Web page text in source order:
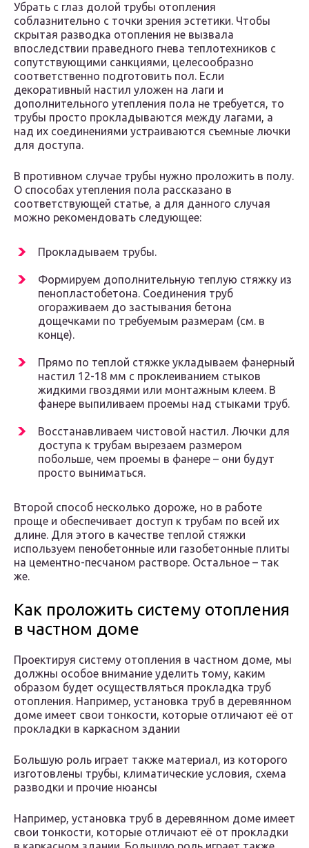
Убрать с глаз долой трубы отопления
соблазнительно с точки зрения эстетики. Чтобы
скрытая разводка отопления не вызвала
впоследствии праведного гнева теплотехников с
сопутствующими санкциями, целесообразно
соответственно подготовить пол. Если
декоративный настил уложен на лаги и
дополнительного утепления пола не требуется, то
трубы просто прокладываются между лагами, а
над их соединениями устраиваются съемные лючки
для доступа.
В противном случае трубы нужно проложить в полу.
О способах утепления пола рассказано в
соответствующей статье, а для данного случая
можно рекомендовать следующее:
Прокладываем трубы.
Формируем дополнительную теплую стяжку из
пенопластобетона. Соединения труб
огораживаем до застывания бетона
дощечками по требуемым размерам (см. в
конце).
Прямо по теплой стяжке укладываем фанерный
настил 12-18 мм с проклеиванием стыков
жидкими гвоздями или монтажным клеем. В
фанере выпиливаем проемы над стыками труб.
Восстанавливаем чистовой настил. Лючки для
доступа к трубам вырезаем размером
побольше, чем проемы в фанере – они будут
просто выниматься.
Второй способ несколько дороже, но в работе
проще и обеспечивает доступ к трубам по всей их
длине. Для этого в качестве теплой стяжки
используем пенобетонные или газобетонные плиты
на цементно-песчаном растворе. Остальное – так
же.
Как проложить систему отопления
в частном доме
Проектируя систему отопления в частном доме, мы
должны особое внимание уделить тому, каким
образом будет осуществляться прокладка труб
отопления. Например, установка труб в деревянном
доме имеет свои тонкости, которые отличают её от
прокладки в каркасном здании
Большую роль играет также материал, из которого
изготовлены трубы, климатические условия, схема
разводки и прочие нюансы
Например, установка труб в деревянном доме имеет
свои тонкости, которые отличают её от прокладки